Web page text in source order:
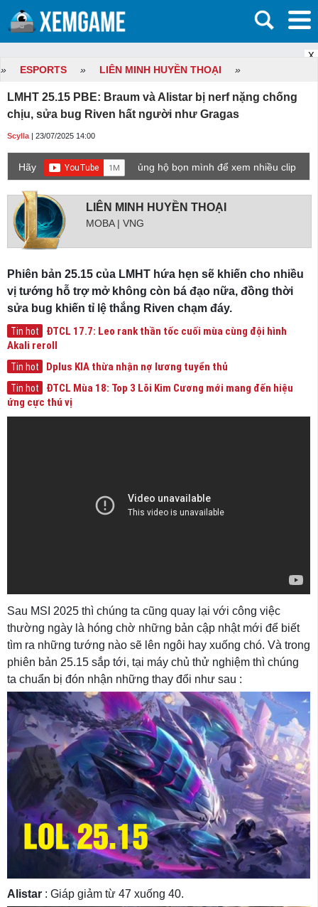
X
» ESPORTS » LIÊN MINH HUYỀN THOẠI »
LMHT 25.15 PBE: Braum và Alistar bị nerf nặng chống
chịu, sửa bug Riven hất người như Gragas
Scylla | 23/07/2025 14:00
Hãy
ủng hộ bọn mình để xem nhiều clip
LIÊN MINH HUYỀN THOẠI
MOBA | VNG
Phiên bản 25.15 của LMHT hứa hẹn sẽ khiến cho nhiều
vị tướng hỗ trợ mở không còn bá đạo nữa, đồng thời
sửa bug khiến tỉ lệ thắng Riven chạm đáy.
Tin hot
ĐTCL 17.7: Leo rank thần tốc cuối mùa cùng đội hình
Akali reroll
Tin hot Dplus KIA thừa nhận nợ lương tuyển thủ
Tin hot
ĐTCL Mùa 18: Top 3 Lõi Kim Cương mới mang đến hiệu
ứng cực thú vị
Sau MSI 2025 thì chúng ta cũng quay lại với công việc
thường ngày là hóng chờ những bản cập nhật mới để biết
tìm ra những tướng nào sẽ lên ngôi hay xuống chó. Và trong
phiên bản 25.15 sắp tới, tại máy chủ thử nghiệm thì chúng
ta chuẩn bị đón nhận những thay đổi như sau :
Alistar : Giáp giảm từ 47 xuống 40.